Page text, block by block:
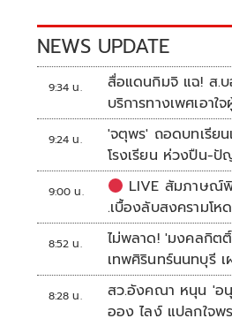
NEWS UPDATE
9:34 น.
สื่อแดนกิมจิ แฉ! ส.บ
บริการทางเพศเอา
9:24 น.
'จตุพร' ถอดบทเรีย
โรงเรียน ห่วงปืน-ปั
ศธ.เร่งอุดช่องโหว่
9:00 น.
LIVE สัมภาษณ์
.เบื้องลับสงครามโห
.ระเบียบโลกใหม่ใน
อิสรภาพแห่งความคิ
เพชร
8:52 น.
ไม่พลาด! 'มงคลกิต
เทพศิรินทร์นนทบุรี
เล่น'
8:28 น.
สว.อังคณา หนุน 'อ
ออง ไลง์ แปลกใจ